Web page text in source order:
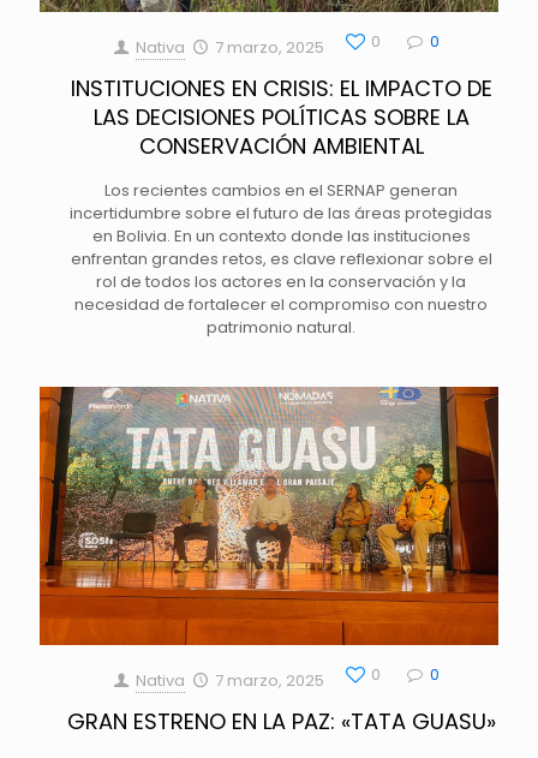
Nativa 7 marzo, 2025 0 0
INSTITUCIONES EN CRISIS: EL IMPACTO DE
LAS DECISIONES POLÍTICAS SOBRE LA
CONSERVACIÓN AMBIENTAL
Los recientes cambios en el SERNAP generan
incertidumbre sobre el futuro de las áreas protegidas
en Bolivia. En un contexto donde las instituciones
enfrentan grandes retos, es clave reflexionar sobre el
rol de todos los actores en la conservación y la
necesidad de fortalecer el compromiso con nuestro
patrimonio natural.
Nativa 7 marzo, 2025 0 0
GRAN ESTRENO EN LA PAZ: «TATA GUASU»